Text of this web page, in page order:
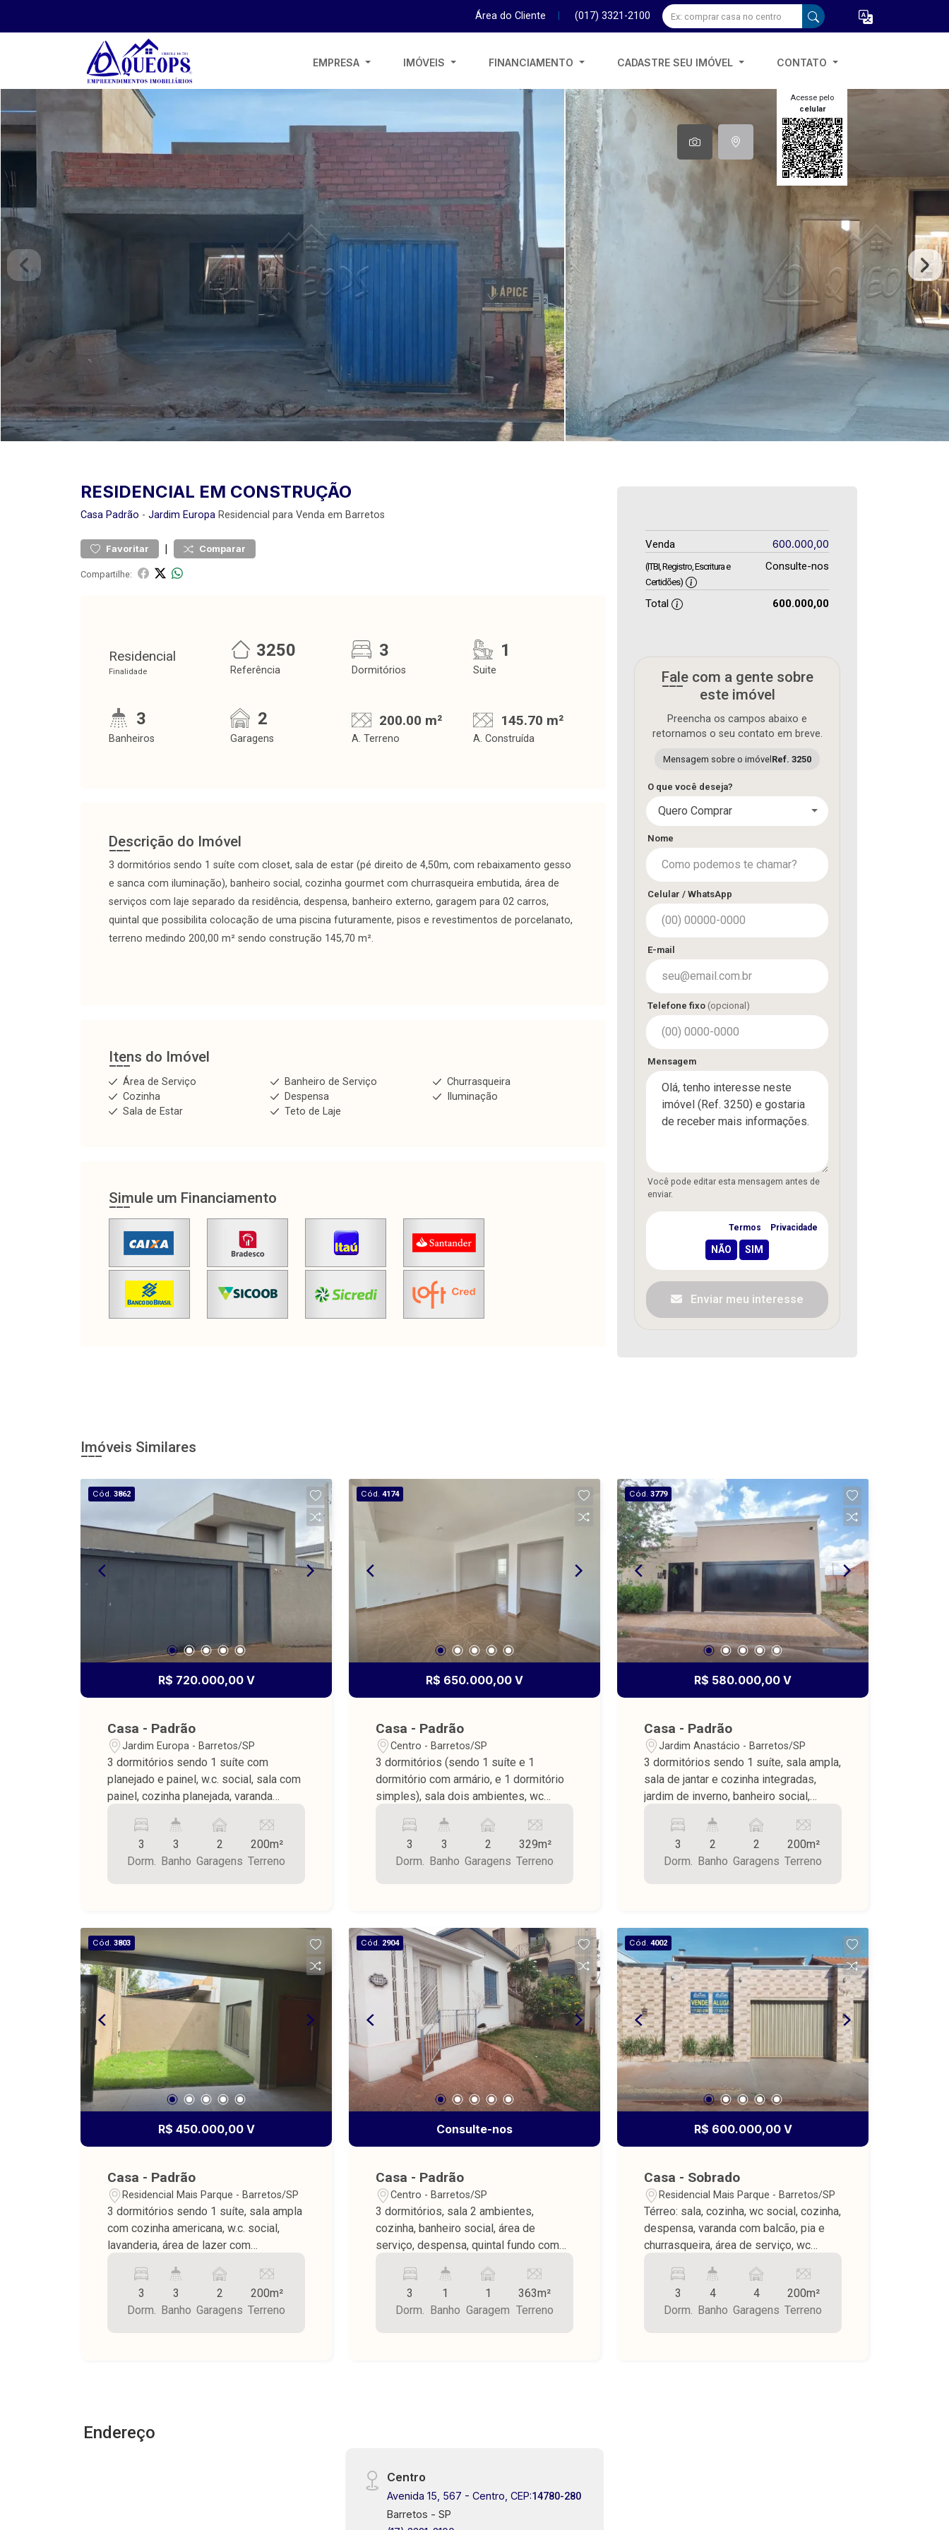
Área do Cliente (017) 3321-2100
EMPRESA IMÓVEIS FINANCIAMENTO CADASTRE SEU IMÓVEL CONTATO
Acesse pelo
celular
RESIDENCIAL EM CONSTRUÇÃO
Casa Padrão - Jardim Europa Residencial para Venda em Barretos
Favoritar | Comparar
Compartilhe:
Residencial
Finalidade
3250
Referência
3
Dormitórios
1
Suite
3
Banheiros
2
Garagens
200.00 m²
A. Terreno
145.70 m²
A. Construída
Descrição do Imóvel
3 dormitórios sendo 1 suíte com closet, sala de estar (pé direito de 4,50m, com rebaixamento gesso
e sanca com iluminação), banheiro social, cozinha gourmet com churrasqueira embutida, área de
serviços com laje separado da residência, despensa, banheiro externo, garagem para 02 carros,
quintal que possibilita colocação de uma piscina futuramente, pisos e revestimentos de porcelanato,
terreno medindo 200,00 m² sendo construção 145,70 m².
Itens do Imóvel
Área de Serviço Banheiro de Serviço
Churrasqueira
Cozinha
Despensa
Iluminação
Sala de Estar
Teto de Laje
Simule um Financiamento
Venda 600.000,00
(ITBI, Registro, Escritura e
Certidões)
Consulte-nos
Total 600.000,00
Fale com a gente sobre
este imóvel
Preencha os campos abaixo e
retornamos o seu contato em breve.
Mensagem sobre o imóvel Ref. 3250
O que você deseja?
Quero Comprar
Nome
Celular / WhatsApp
E-mail
Telefone fixo (opcional)
Mensagem
Você pode editar esta mensagem antes de
enviar.
Termos Privacidade
Enviar meu interesse
Imóveis Similares
Cód. 3862
R$ 720.000,00 V
Casa - Padrão
Jardim Europa - Barretos/SP
3 dormitórios sendo 1 suíte com
planejado e painel, w.c. social, sala com
painel, cozinha planejada, varanda
lavanderia, piso porcelanato, teto de
laje, área do terreno 200,00 m² sendo
área construída 147,06 m².
3
Dorm.
3
Banho
2
Garagens
200m²
Terreno
Cód. 4174
R$ 650.000,00 V
Casa - Padrão
Centro - Barretos/SP
3 dormitórios (sendo 1 suíte e 1
dormitório com armário, e 1 dormitório
simples), sala dois ambientes, wc
fundos lavanderia fechada com 2
despensa e wc, piso frio, teto de laje,
jardinagem, entrada para 2 carros, área
3
Dorm.
3
Banho
2
Garagens
329m²
Terreno
Cód. 3779
R$ 580.000,00 V
Casa - Padrão
Jardim Anastácio - Barretos/SP
3 dormitórios sendo 1 suíte, sala ampla,
sala de jantar e cozinha integradas,
jardim de inverno, banheiro social,
com armários e churrasqueira, piso
porcelanato, teto de laje, garagem para
2 carros, concertina, interfone, área do
3
Dorm.
2
Banho
2
Garagens
200m²
Terreno
Cód. 3803
R$ 450.000,00 V
Casa - Padrão
Residencial Mais Parque - Barretos/SP
3 dormitórios sendo 1 suíte, sala ampla
com cozinha americana, w.c. social,
lavanderia, área de lazer com
com grama, garagem para 2 carros, piso
frio, teto de laje, área do terreno 200,00
m² sendo área construída 130,00 m².
3
Dorm.
3
Banho
2
Garagens
200m²
Terreno
Cód. 2904
Consulte-nos
Casa - Padrão
Centro - Barretos/SP
3 dormitórios, sala 2 ambientes,
cozinha, banheiro social, área de
serviço, despensa, quintal fundo com
sintético e frio, teto stuque, garagem
para 1 carro sem cobertura. Área do
terreno 363,00 m² sendo área
3
Dorm.
1
Banho
1
Garagem
363m²
Terreno
Cód. 4002
R$ 600.000,00 V
Casa - Sobrado
Residencial Mais Parque - Barretos/SP
Térreo: sala, cozinha, wc social, cozinha,
despensa, varanda com balcão, pia e
churrasqueira, área de serviço, wc
dormitórios sendo 1 suíte, varanda, wc
social, piso frio, teto parte em laje parte
PVC, garagem para 4 carros, área do
3
Dorm.
4
Banho
4
Garagens
200m²
Terreno
Endereço
Centro
Avenida 15, 567 - Centro, CEP:14780-280
Barretos - SP